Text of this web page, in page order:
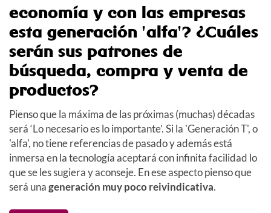
economía y con las empresas
esta generación 'alfa'? ¿Cuáles
serán sus patrones de
búsqueda, compra y venta de
productos?
Pienso que la máxima de las próximas (muchas) décadas
será ‘Lo necesario es lo importante’. Si la 'Generación T', o
'alfa', no tiene referencias de pasado y además está
inmersa en la tecnología aceptará con infinita facilidad lo
que se les sugiera y aconseje. En ese aspecto pienso que
será unageneración muy poco reivindicativa.